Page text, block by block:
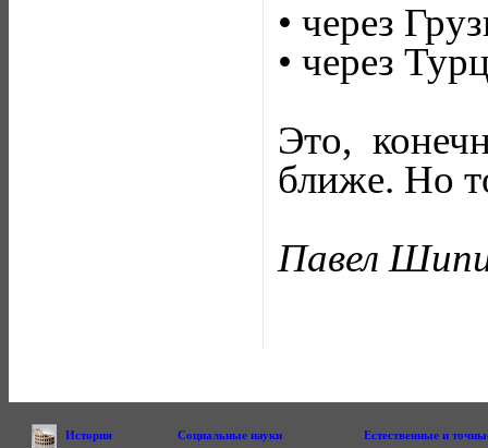
• через
• через
Это,
ближе. Но
Павел
История Социальные науки Естественные и